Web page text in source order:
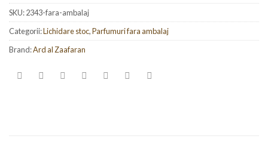
SKU:2343-fara-ambalaj
Categorii:Lichidare stoc,Parfumuri fara ambalaj
Brand:Ard al Zaafaran